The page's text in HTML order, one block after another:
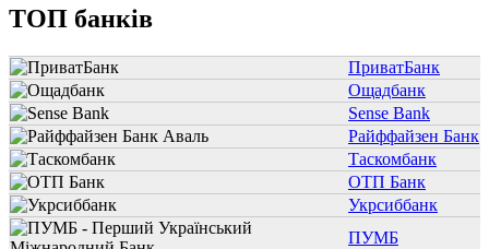
ТОП банків
ПриватБанк
Ощадбанк
Sense Bank
Райффайзен Банк
Таскомбанк
ОТП Банк
Укрсиббанк
ПУМБ